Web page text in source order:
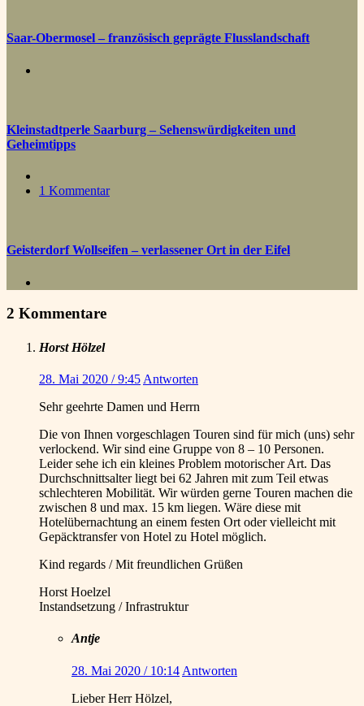
Saar-Obermosel – französisch geprägte Flusslandschaft
Kleinstadtperle Saarburg – Sehenswürdigkeiten und
Geheimtipps
1 Kommentar
Geisterdorf Wollseifen – verlassener Ort in der Eifel
2 Kommentare
Horst Hölzel
28. Mai 2020 / 9:45 Antworten
Sehr geehrte Damen und Herrn
Die von Ihnen vorgeschlagen Touren sind für mich (uns) sehr
verlockend. Wir sind eine Gruppe von 8 – 10 Personen.
Leider sehe ich ein kleines Problem motorischer Art. Das
Durchschnittsalter liegt bei 62 Jahren mit zum Teil etwas
schlechteren Mobilität. Wir würden gerne Touren machen die
zwischen 8 und max. 15 km liegen. Wäre diese mit
Hotelübernachtung an einem festen Ort oder vielleicht mit
Gepäcktransfer von Hotel zu Hotel möglich.
Kind regards / Mit freundlichen Grüßen
Horst Hoelzel
Instandsetzung / Infrastruktur
Antje
28. Mai 2020 / 10:14 Antworten
Lieber Herr Hölzel,